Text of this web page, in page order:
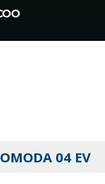
OMODA 04 EV
JAECOO J5 EV
J8 SHS ARDIS
JAECOO J7 SHS
BANDUNG
BANDUNG